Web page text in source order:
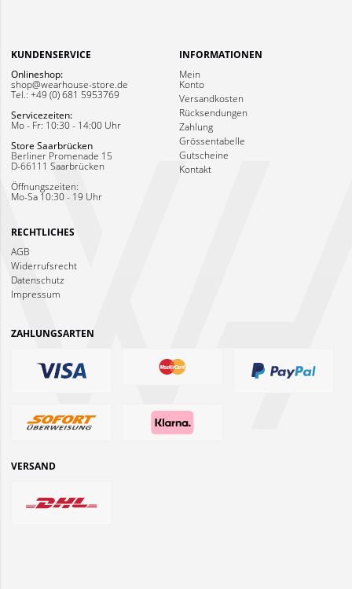
KUNDENSERVICE
Onlineshop:
shop@wearhouse-store.de
Tel.: +49 (0) 681 5953769
Servicezeiten:
Mo - Fr: 10:30 - 14:00 Uhr
Store Saarbrücken
Berliner Promenade 15
D-66111 Saarbrücken
Öffnungszeiten:
Mo-Sa 10:30 - 19 Uhr
INFORMATIONEN
Mein
Konto
Versandkosten
Rücksendungen
Zahlung
Grössentabelle
Gutscheine
Kontakt
RECHTLICHES
AGB
Widerrufsrecht
Datenschutz
Impressum
ZAHLUNGSARTEN
VERSAND